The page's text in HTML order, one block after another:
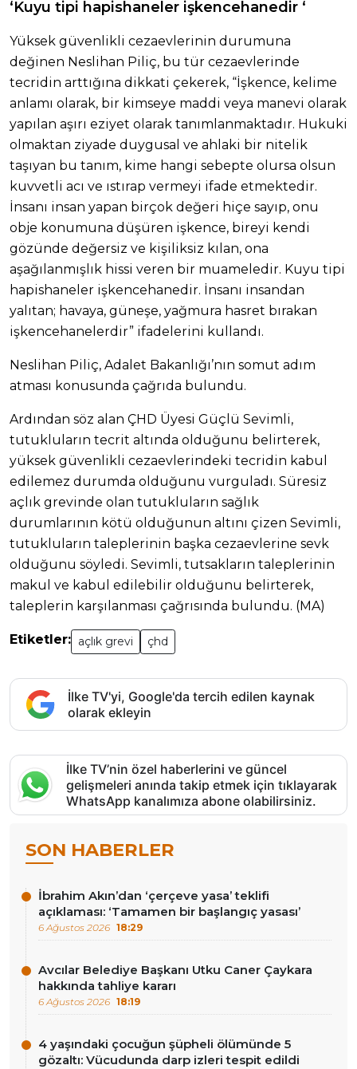
‘Kuyu tipi hapishaneler işkencehanedir ‘
Yüksek güvenlikli cezaevlerinin durumuna
değinen Neslihan Piliç, bu tür cezaevlerinde
tecridin arttığına dikkati çekerek, “İşkence, kelime
anlamı olarak, bir kimseye maddi veya manevi olarak
yapılan aşırı eziyet olarak tanımlanmaktadır. Hukuki
olmaktan ziyade duygusal ve ahlaki bir nitelik
taşıyan bu tanım, kime hangi sebepte olursa olsun
kuvvetli acı ve ıstırap vermeyi ifade etmektedir.
İnsanı insan yapan birçok değeri hiçe sayıp, onu
obje konumuna düşüren işkence, bireyi kendi
gözünde değersiz ve kişiliksiz kılan, ona
aşağılanmışlık hissi veren bir muameledir. Kuyu tipi
hapishaneler işkencehanedir. İnsanı insandan
yalıtan; havaya, güneşe, yağmura hasret bırakan
işkencehanelerdir” ifadelerini kullandı.
Neslihan Piliç, Adalet Bakanlığı’nın somut adım
atması konusunda çağrıda bulundu.
Ardından söz alan ÇHD Üyesi Güçlü Sevimli,
tutukluların tecrit altında olduğunu belirterek,
yüksek güvenlikli cezaevlerindeki tecridin kabul
edilemez durumda olduğunu vurguladı. Süresiz
açlık grevinde olan tutukluların sağlık
durumlarının kötü olduğunun altını çizen Sevimli,
tutukluların taleplerinin başka cezaevlerine sevk
olduğunu söyledi. Sevimli, tutsakların taleplerinin
makul ve kabul edilebilir olduğunu belirterek,
taleplerin karşılanması çağrısında bulundu. (MA)
Etiketler: açlık grevi çhd
İlke TV'yi, Google'da tercih edilen kaynak
olarak ekleyin
İlke TV’nin özel haberlerini ve güncel
gelişmeleri anında takip etmek için tıklayarak
WhatsApp kanalımıza abone olabilirsiniz.
SON HABERLER
İbrahim Akın’dan ‘çerçeve yasa’ teklifi
açıklaması: ‘Tamamen bir başlangıç yasası’
6 Ağustos 2026 18:29
Avcılar Belediye Başkanı Utku Caner Çaykara
hakkında tahliye kararı
6 Ağustos 2026 18:19
4 yaşındaki çocuğun şüpheli ölümünde 5
gözaltı: Vücudunda darp izleri tespit edildi